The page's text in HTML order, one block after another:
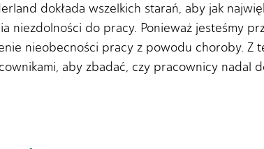
dokłada wszelkich starań, aby jak
niezdolności do pracy. Ponieważ jesteśmy
nieobecności pracy z powodu choroby. Z
aby zbadać, czy pracownicy nadal